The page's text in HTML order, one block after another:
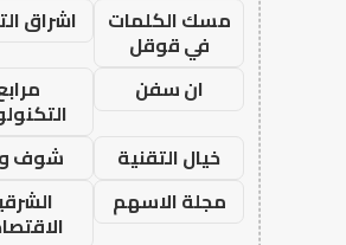
مسك الكلمات
في قوقل
اشراق
ان سفن
خيال التقنية
شوف
مجلة الاسهم